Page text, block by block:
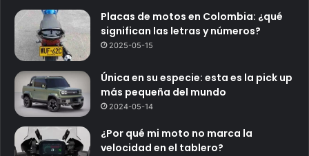
Placas de motos en Colombia: ¿qué
significan las letras y números?
2025-05-15
Única en su especie: esta es la pick up
más pequeña del mundo
2024-05-14
¿Por qué mi moto no marca la
velocidad en el tablero?